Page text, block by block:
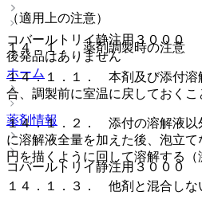
コバールトリイ静注用３０００
後発品はありません
ホーム
薬剤情報
コバールトリイ静注用３０００
（適用上の注意）
１４．１． 薬剤調製時の注意
１４．１．１． 本剤及び添付溶
合、調製前に室温に戻しておくこ
１４．１．２． 添付の溶解液以
に溶解液全量を加えた後、泡立
円を描くように回して溶解する（
１４．１．３． 他剤と混合しな